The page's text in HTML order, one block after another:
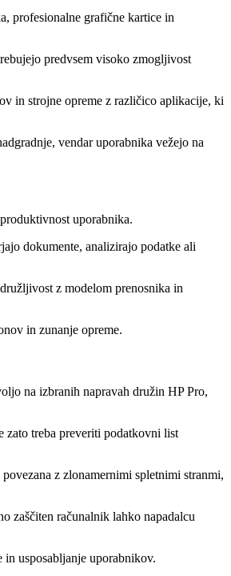
profesionalne grafične kartice in
predvsem visoko zmogljivost
in strojne opreme z različico aplikacije, ki
vendar uporabnika vežejo na
uporabnika.
dokumente, analizirajo podatke ali
z modelom prenosnika in
in zunanje opreme.
na izbranih napravah družin HP Pro,
zato treba preveriti podatkovni list
z zlonamernimi spletnimi stranmi,
zaščiten računalnik lahko napadalcu
in usposabljanje uporabnikov.